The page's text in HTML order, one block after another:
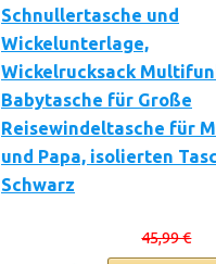
Schnullertasche und
Wickelunterlage,
Wickelrucksack
Babytasche für Große
Reisewindeltasche für
und Papa, isolierten
Schwarz
45,99 €